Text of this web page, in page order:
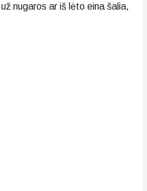
nugaros ar iš lėto eina šalia,